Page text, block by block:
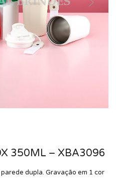
350ML – XBA3096
dupla. Gravação em 1 cor